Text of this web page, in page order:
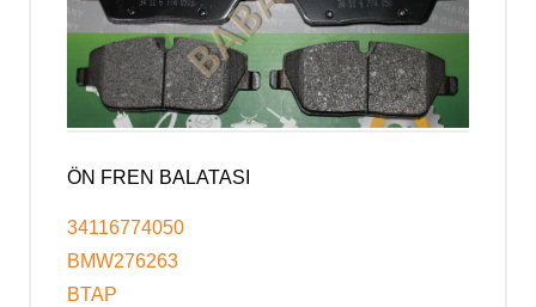
ÖN FREN BALATASI
34116774050
BMW276263
BTAP